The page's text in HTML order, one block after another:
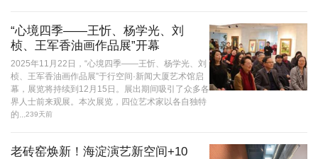
“心境四季——王忻、杨学光、刘
桢、王军香油画作品展”开幕
2025年11月22日，“心境四季——王忻、杨学光、刘
桢、王军香油画作品展”于行空间·新闻大厦艺术馆启
幕，展览将持续到12月15日。展出期间吸引了众多各
界人士前来观展。本次展览，四位艺术家以各自独特
的...
239天前
老砖窑焕新！海淀演艺新空间+10